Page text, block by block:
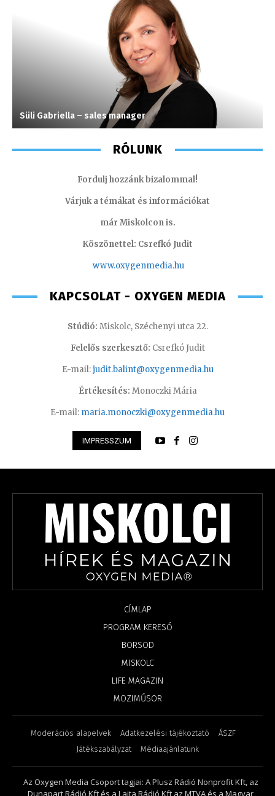
Süli Gabriella – sales manager
RÓLUNK
Fordulj hozzánk bizalommal!
Várjuk a témákat és információkat
már Miskolcon is.
Köszönettel: Csrefkó Judit
www.oxygenmedia.hu
KAPCSOLAT - OXYGEN MEDIA
Stúdió: Miskolc, Széchenyi utca 22.
Felelős szerkesztő: Csrefkó Judit
E-mail:judit.balint@oxygenmedia.hu
Értékesítés: Monoczki Mária
E-mail: maria.monoczki@oxygenmedia.hu
IMPRESSZUM
CÍMLAP
PROGRAM KERESŐ
BORSOD
MISKOLC
LIFE MAGAZIN
MOZIMŰSOR
Moderációs alapelvek Adatkezelési tájékoztató
ÁSZF
Játékszabályzat
Médiaajánlatunk
Az Oxygen Media Csoport tagjai: A Plusz Rádió Nonprofit Kft, az
Dunapart Rádió Kft és a Lajta Rádió Kft az MTVA és a Magyar